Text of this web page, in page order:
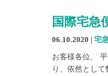
国際宅急
06.10.2020 | 宅
お客様各位、
り、依然とし